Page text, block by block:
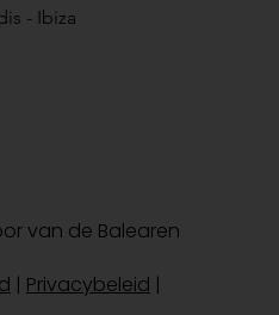
van de Balearen
- Ibiza
| Privacybeleid |